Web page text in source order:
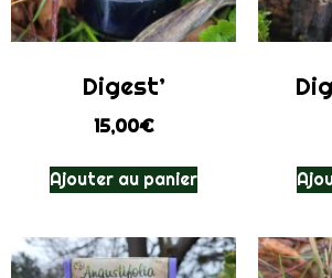
Digest’
15,00€
Ajouter au panier